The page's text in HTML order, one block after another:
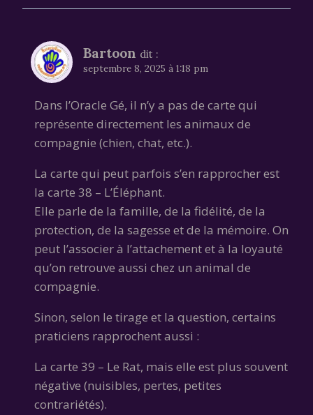
Bartoon dit :
septembre 8, 2025 à 1:18 pm
Dans l’Oracle Gé, il n’y a pas de carte qui
représente directement les animaux de
compagnie (chien, chat, etc.).
La carte qui peut parfois s’en rapprocher est
la carte 38 – L’Éléphant.
Elle parle de la famille, de la fidélité, de la
protection, de la sagesse et de la mémoire. On
peut l’associer à l’attachement et à la loyauté
qu’on retrouve aussi chez un animal de
compagnie.
Sinon, selon le tirage et la question, certains
praticiens rapprochent aussi :
La carte 39 – Le Rat, mais elle est plus souvent
négative (nuisibles, pertes, petites
contrariétés).